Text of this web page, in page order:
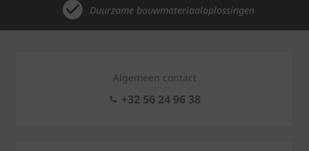
Duurzame bouwmateriaaloplossingen
Algemeen contact
+32 56 24 96 38